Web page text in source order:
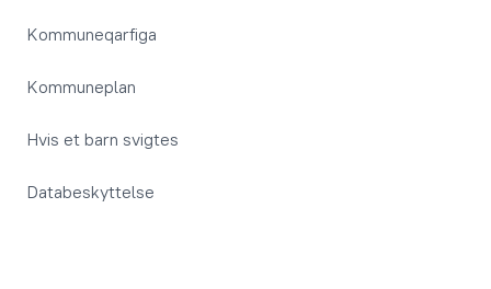
Kommuneqarfiga
Kommuneplan
Hvis et barn svigtes
Databeskyttelse